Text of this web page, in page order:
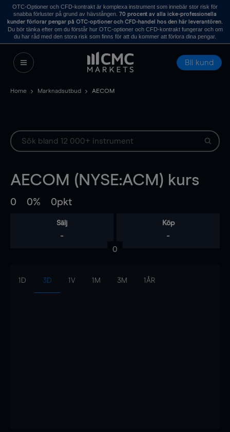
OTC-Optioner och CFD-kontrakt är komplexa instrument som innebär stor risk för
snabba förluster på grund av hävstången. 70 procent av alla icke-professionella
kunder förlorar pengar på OTC-optioner och CFD-handel hos den här leverantören.
Du bör tänka efter om du förstår hur OTC-optioner och CFD-kontrakt fungerar och om
du har råd med den stora risk som finns för att du kommer att förlora dina pengar.
Bli kund
Home Marknadsutbud AECOM
AECOM (NYSE:ACM) kurs
0 0% 0pkt
Sälj
-
Köp
-
0
1D 3D 1V 1M 3M 1ÅR